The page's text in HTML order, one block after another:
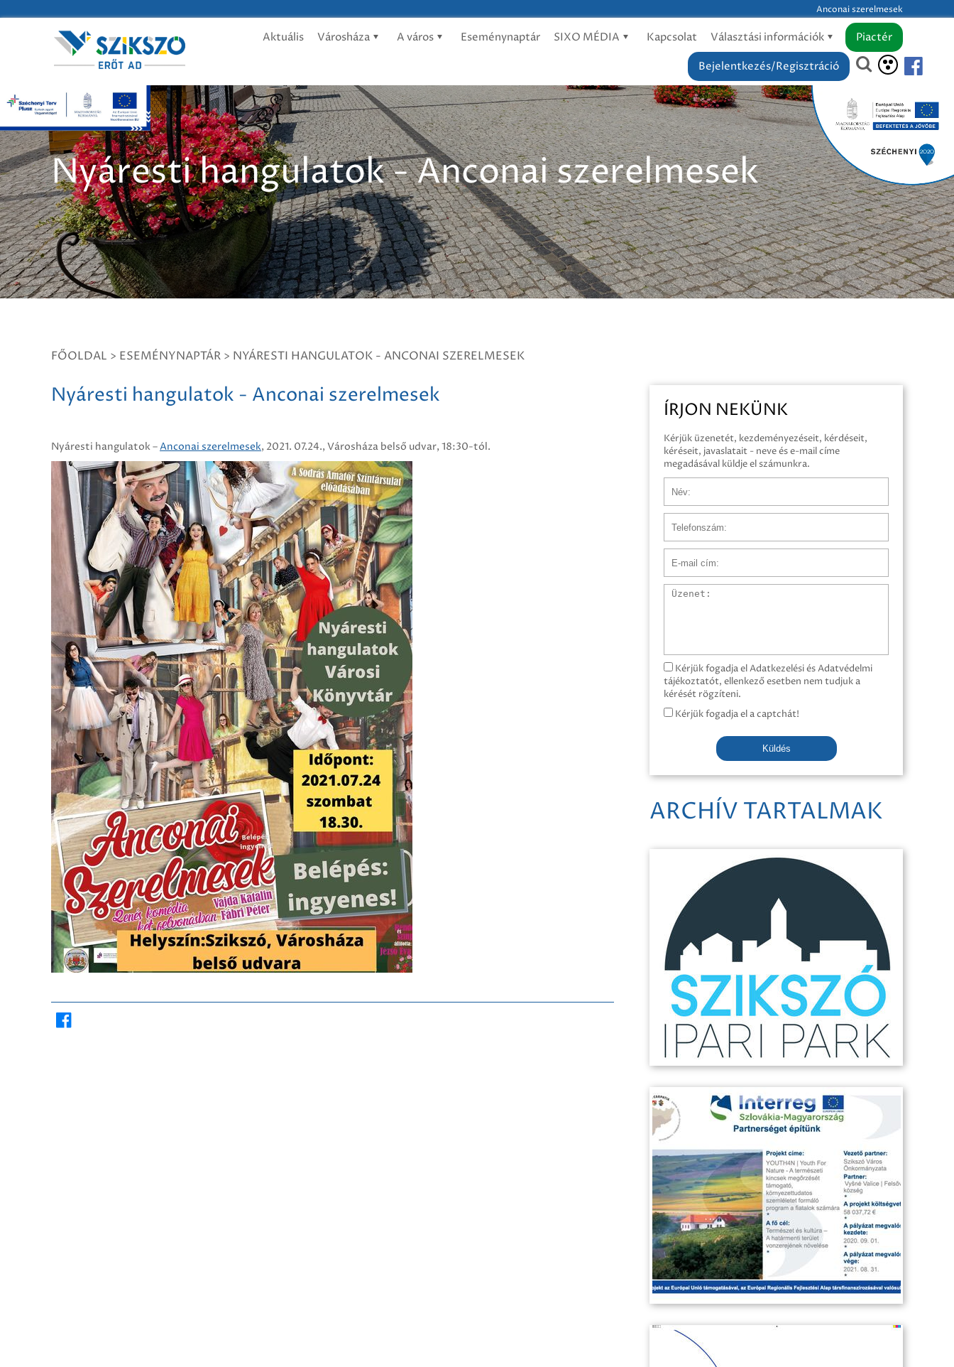
Anconai szerelmesek
Aktuális Városháza A város Eseménynaptár SIXO MÉDIA Kapcsolat Választási információk
Piactér
Bejelentkezés/Regisztráció
Nyáresti hangulatok - Anconai szerelmesek
FŐOLDAL > ESEMÉNYNAPTÁR > NYÁRESTI HANGULATOK - ANCONAI SZERELMESEK
Nyáresti hangulatok - Anconai szerelmesek
Nyáresti hangulatok –Anconai szerelmesek, 2021. 07.24., Városháza belső udvar, 18:30-tól.
ÍRJON NEKÜNK
Kérjük üzenetét, kezdeményezéseit, kérdéseit,
kéréseit, javaslatait - neve és e-mail címe
megadásával küldje el számunkra.
Üzenet
Kérjük fogadja el Adatkezelési és Adatvédelmi
tájékoztatót, ellenkező esetben nem tudjuk a
kérését rögzíteni.
Kérjük fogadja el a captchát!
Küldés
ARCHÍV TARTALMAK